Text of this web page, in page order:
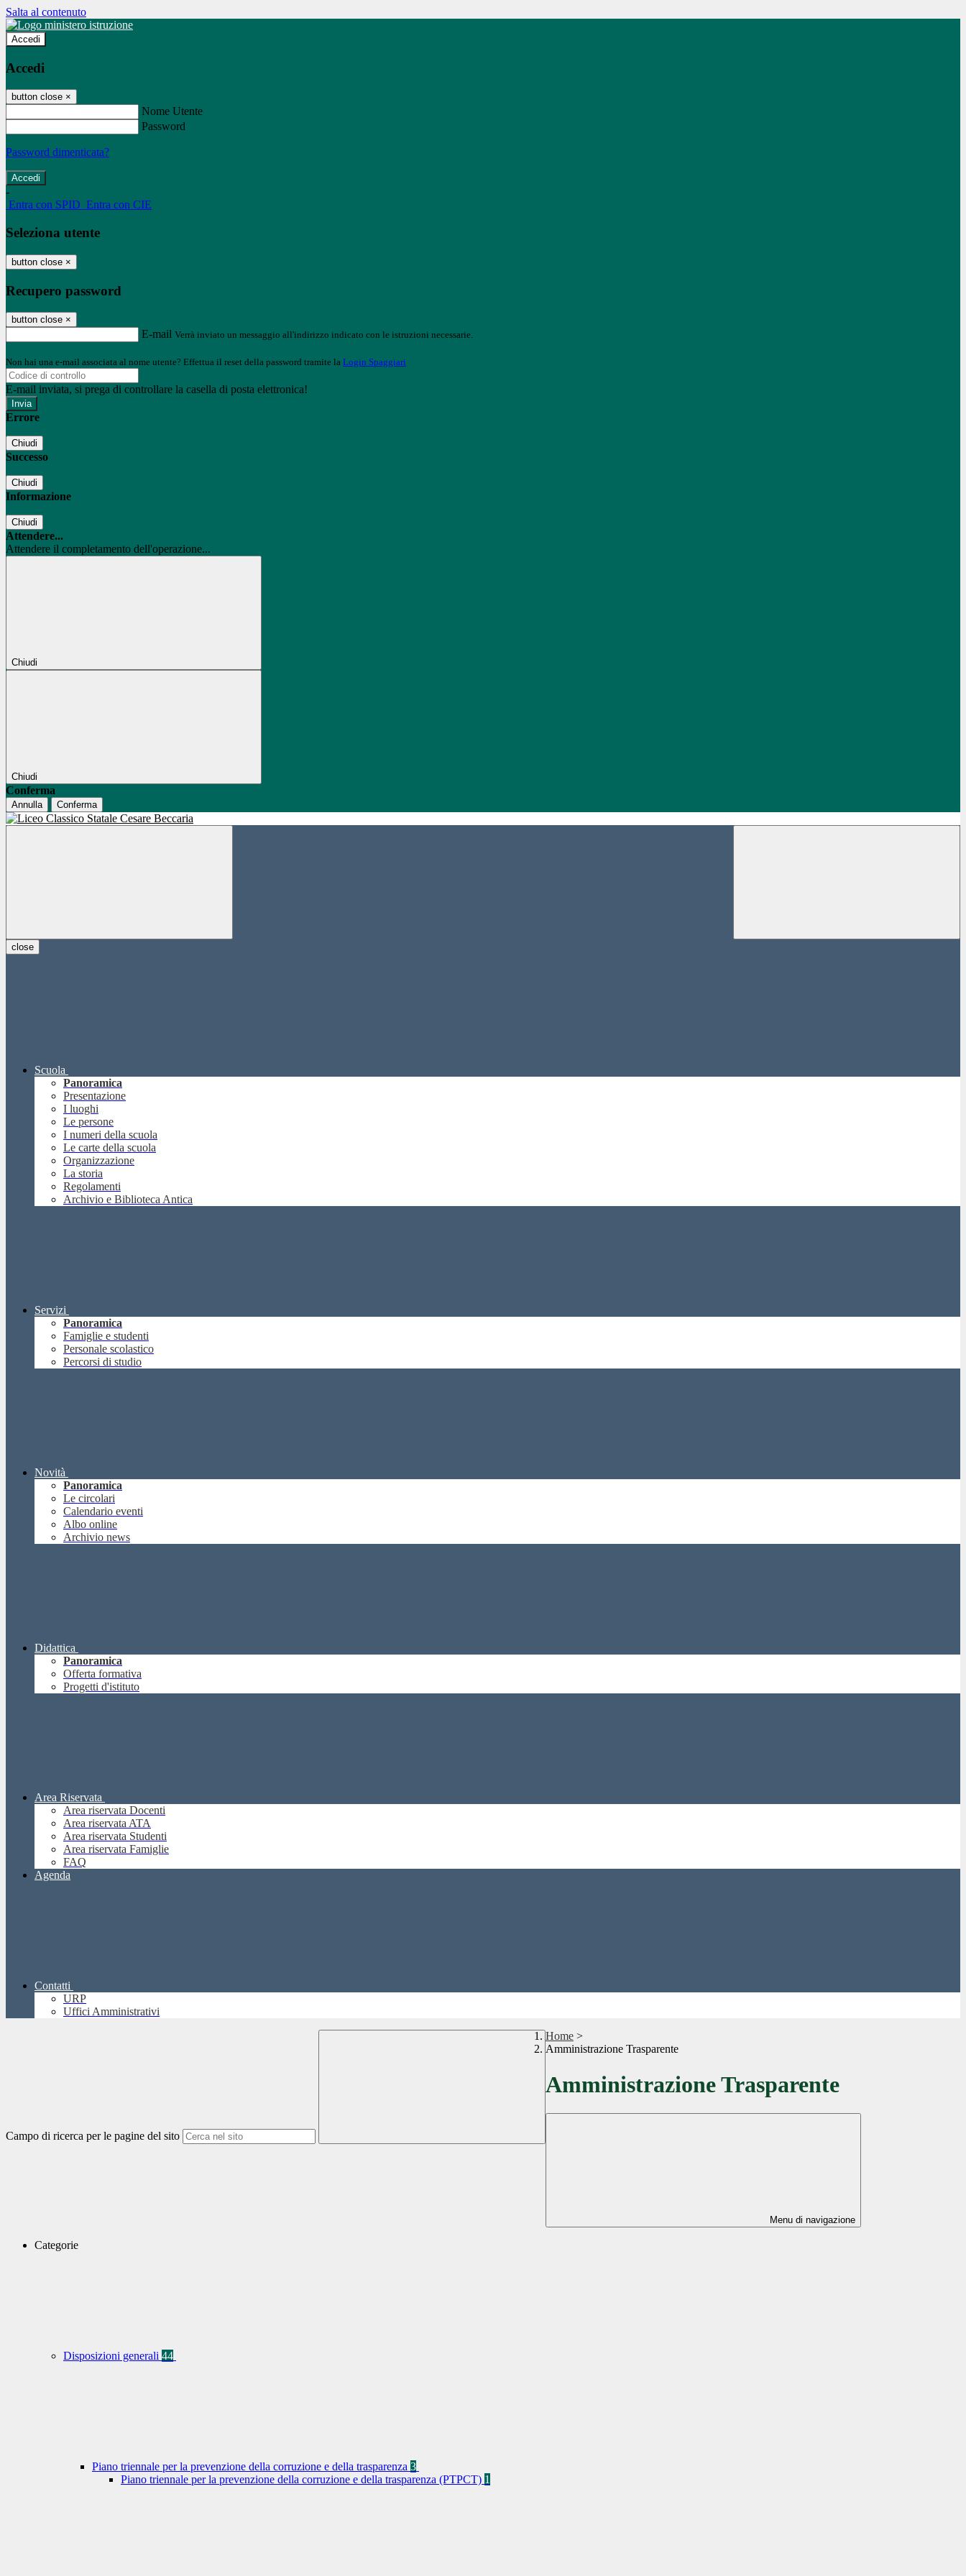
Salta al contenuto
Accedi
Accedi
button close ×
Nome Utente
Password
Password dimenticata?
-
Entra con SPID Entra con CIE
Seleziona utente
button close ×
Recupero password
button close ×
E-mail Verrà inviato un messaggio all'indirizzo indicato con le istruzioni necessarie.
Non hai una e-mail associata al nome utente? Effettua il reset della password tramite la Login Spaggiari
E-mail inviata, si prega di controllare la casella di posta elettronica!
Errore
Chiudi
Successo
Chiudi
Informazione
Chiudi
Attendere...
Attendere il completamento dell'operazione...
Chiudi
Chiudi
Conferma
Annulla Conferma
close
Scuola
Panoramica
Presentazione
I luoghi
Le persone
I numeri della scuola
Le carte della scuola
Organizzazione
La storia
Regolamenti
Archivio e Biblioteca Antica
Servizi
Panoramica
Famiglie e studenti
Personale scolastico
Percorsi di studio
Novità
Panoramica
Le circolari
Calendario eventi
Albo online
Archivio news
Didattica
Panoramica
Offerta formativa
Progetti d'istituto
Area Riservata
Area riservata Docenti
Area riservata ATA
Area riservata Studenti
Area riservata Famiglie
FAQ
Agenda
Contatti
URP
Uffici Amministrativi
Campo di ricerca per le pagine del sito
Home >
Amministrazione Trasparente
Amministrazione Trasparente
Menu di navigazione
Categorie
Disposizioni generali 44
Piano triennale per la prevenzione della corruzione e della trasparenza 3
Piano triennale per la prevenzione della corruzione e della trasparenza (PTPCT) 1